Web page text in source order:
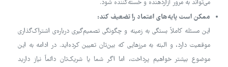
می‌تواند به مرور آزاردهنده و خسته‌کننده شود.
ممکن است پایه‌های اعتماد را تضعیف کند:
این مسئله کاملاً بستگی به زمینه و چگونگی تصمیم‌گیری درباره‌ی اشتراک‌گذاری
موقعیت دارد، و البته به مرزهایی که بین‌تان تعیین کرده‌اید. در ادامه به این
موضوع بیشتر خواهیم پرداخت، اما اگر شما یا شریک‌تان دائماً نیاز دارید